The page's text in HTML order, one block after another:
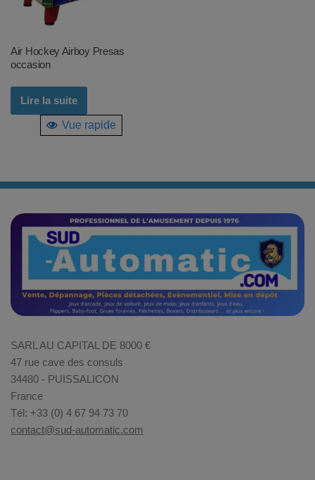
Air Hockey Airboy Presas
occasion
Lire la suite
Vue rapide
SARL AU CAPITAL DE 8000 €
47 rue cave des consuls
34480 - PUISSALICON
France
Tél: +33 (0) 4 67 94 73 70
contact@sud-automatic.com